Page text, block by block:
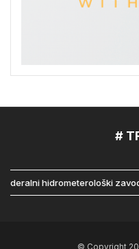
#
hidrometerološki zavod
© Copyright